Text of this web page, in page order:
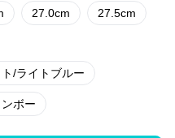
27.0cm 27.5cm
/ライトブルー
ボー